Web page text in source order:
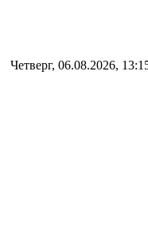
Четверг, 06.08.2026,